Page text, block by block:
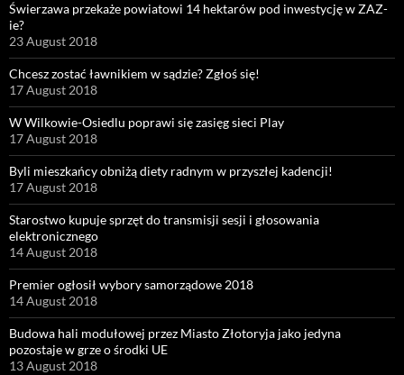
Świerzawa przekaże powiatowi 14 hektarów pod inwestycję w ZAZ-
ie?
23 August 2018
Chcesz zostać ławnikiem w sądzie? Zgłoś się!
17 August 2018
W Wilkowie-Osiedlu poprawi się zasięg sieci Play
17 August 2018
Byli mieszkańcy obniżą diety radnym w przyszłej kadencji!
17 August 2018
Starostwo kupuje sprzęt do transmisji sesji i głosowania
elektronicznego
14 August 2018
Premier ogłosił wybory samorządowe 2018
14 August 2018
Budowa hali modułowej przez Miasto Złotoryja jako jedyna
pozostaje w grze o środki UE
13 August 2018